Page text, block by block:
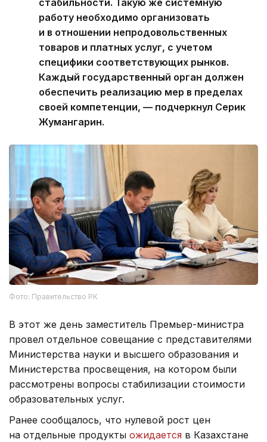
стабильности. Такую же системную
работу необходимо организовать
и в отношении непродовольственных
товаров и платных услуг, с учетом
специфики соответствующих рынков.
Каждый государственный орган должен
обеспечить реализацию мер в пределах
своей компетенции, — подчеркнул Серик
Жумангарин.
Фото: Правительство РК
В этот же день заместитель Премьер-министра
провел отдельное совещание с представителями
Министерства науки и высшего образования и
Министерства просвещения, на котором были
рассмотрены вопросы стабилизации стоимости
образовательных услуг.
Ранее сообщалось, что нулевой рост цен
на отдельные продукты ожидается в Казахстане